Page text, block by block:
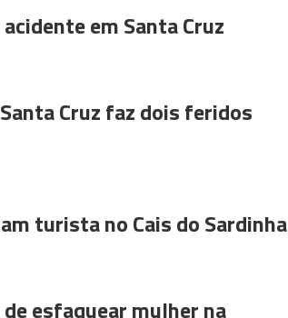
em Santa Cruz
Cruz faz dois feridos
turista no Cais do Sardinha
esfaquear mulher na